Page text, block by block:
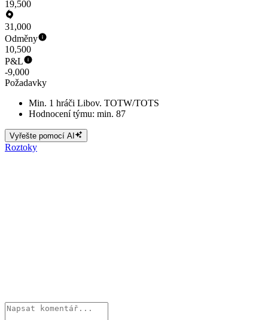
19,500
31,000
Odměny
10,500
P&L
-9,000
Požadavky
Min. 1 hráči Libov. TOTW/TOTS
Hodnocení týmu: min. 87
Vyřešte pomocí AI
Roztoky